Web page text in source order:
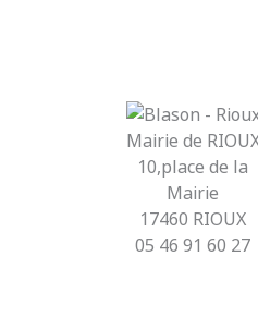
Mairie de
10,place de la
Mairie
17460 RIOUX
05 46 91 60 27